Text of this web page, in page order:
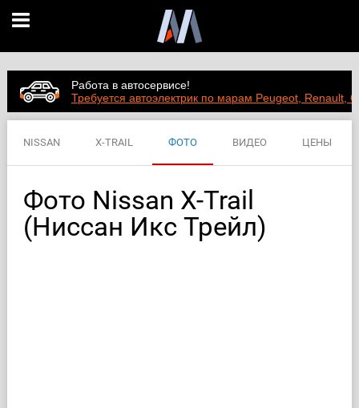
Работа в автосервисе!
Требуется автоэлектрик по марам Peugeot, Renault,
NISSAN X-TRAIL ФОТО ВИДЕО ЦЕНЫ
Фото Nissan X-Trail
(Ниссан Икс Трейл)